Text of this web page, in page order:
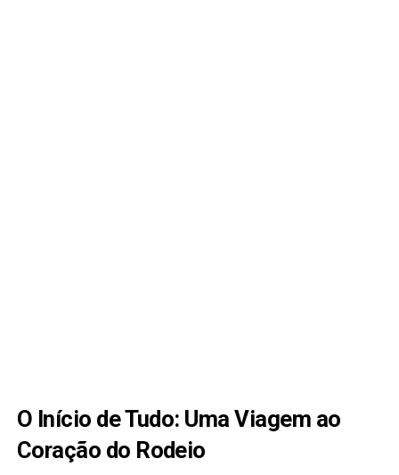
O Início de Tudo: Uma Viagem ao
Coração do Rodeio